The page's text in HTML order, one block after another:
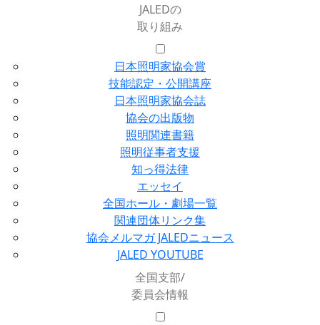
JALEDの
取り組み
日本照明家協会賞
技能認定・公開講座
日本照明家協会誌
協会の出版物
照明関連書籍
照明従事者支援
知っ得法律
エッセイ
全国ホール・劇場一覧
関連団体リンク集
協会メルマガ JALEDニュース
JALED YOUTUBE
全国支部/
委員会情報